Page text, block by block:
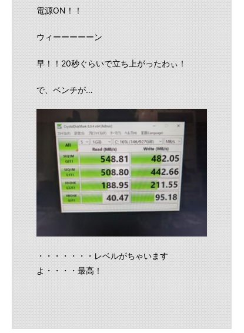
電源ON！！
ウィーーーーーン
早！！20秒ぐらいで立ち上がったわぃ！
で、ベンチが…
・・・・・・・レベルがちゃいます
よ・・・・最高！